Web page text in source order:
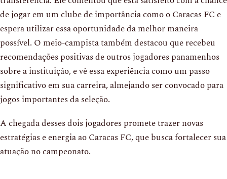
de jogar em um clube de importância como o Caracas FC e
espera utilizar essa oportunidade da melhor maneira
possível. O meio-campista também destacou que recebeu
recomendações positivas de outros jogadores panamenhos
sobre a instituição, e vê essa experiência como um passo
significativo em sua carreira, almejando ser convocado para
jogos importantes da seleção.
A chegada desses dois jogadores promete trazer novas
estratégias e energia ao Caracas FC, que busca fortalecer sua
atuação no campeonato.